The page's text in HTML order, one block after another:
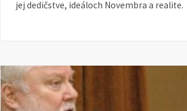
jej dedičstve, ideáloch Novembra a realite.